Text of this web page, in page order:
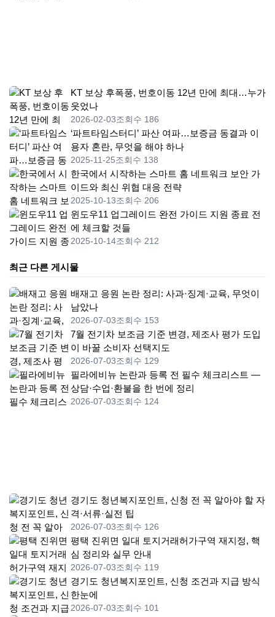
KT 보상 후폭풍, 번호이동 12년 만에 최대…누가
웃었나
2026-02-03조회수 186
‘파트타임스터디’ 파산 여파…보증금 동결과 이
용자 혼란, 무엇을 해야 하나
2025-11-25조회수 138
한국에서 시작하는 스마트 홈 네트워크 보안 가
이드와 최신 위협 대응 전략
2025-10-13조회수 206
윈도우11 업그레이드 완전 가이드 지원 종료 전
에 체크할 것들
2025-10-14조회수 212
최근 다른 게시물
배재고 응원 논란 정리: 사과·징계·교육, 무엇이
남았나
2026-07-03조회수 153
7월 전기차 보조금 기준 변경, 제조사 평가 도입
이 바꿀 소비자 선택지도
2026-07-03조회수 129
필라에비뉴 논란과 등록 전 필수 체크리스트 —
상담·수업·환불을 한 번에 정리
2026-07-03조회수 124
경기도 청년복지포인트, 신청 전 꼭 알아야 할 자
격·서류·실전 팁
2026-07-03조회수 126
평택 진위면 일대 토지거래허가구역 재지정, 핵
심 정리와 실무 안내
2026-07-03조회수 119
경기도 청년복지포인트, 신청 조건과 지급 방식
한눈에
2026-07-03조회수 101